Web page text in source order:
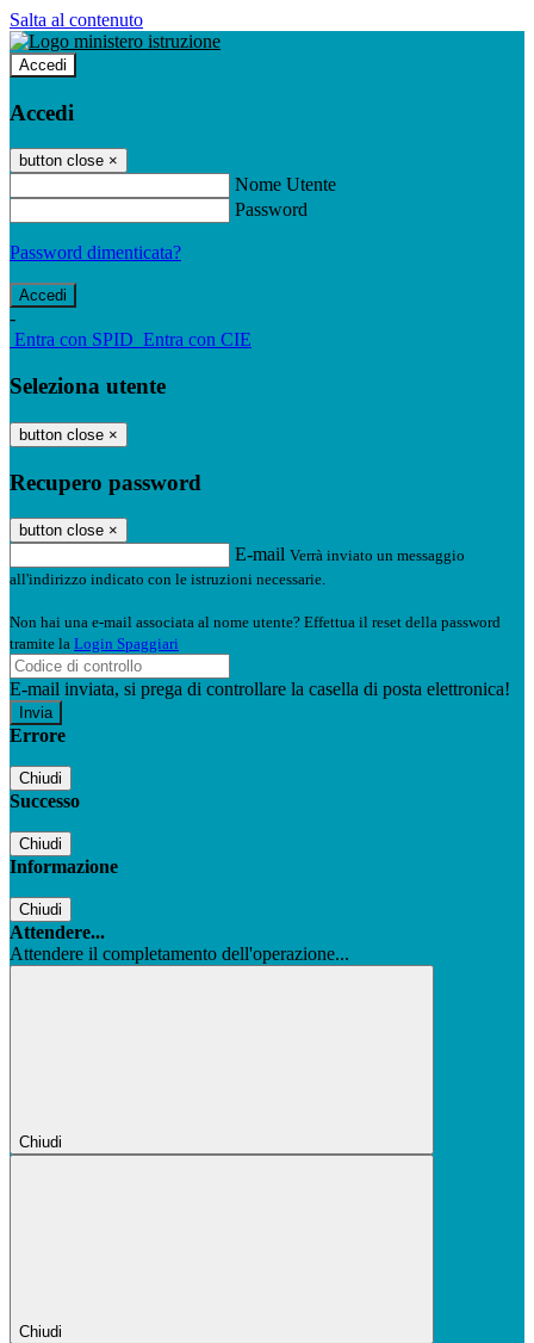
Salta al contenuto
Accedi
Accedi
button close ×
Nome Utente
Password
Password dimenticata?
-
Entra con SPID Entra con CIE
Seleziona utente
button close ×
Recupero password
button close ×
E-mail Verrà inviato un messaggio
all'indirizzo indicato con le istruzioni necessarie.
Non hai una e-mail associata al nome utente? Effettua il reset della password
tramite la Login Spaggiari
E-mail inviata, si prega di controllare la casella di posta elettronica!
Errore
Chiudi
Successo
Chiudi
Informazione
Chiudi
Attendere...
Attendere il completamento dell'operazione...
Chiudi
Chiudi